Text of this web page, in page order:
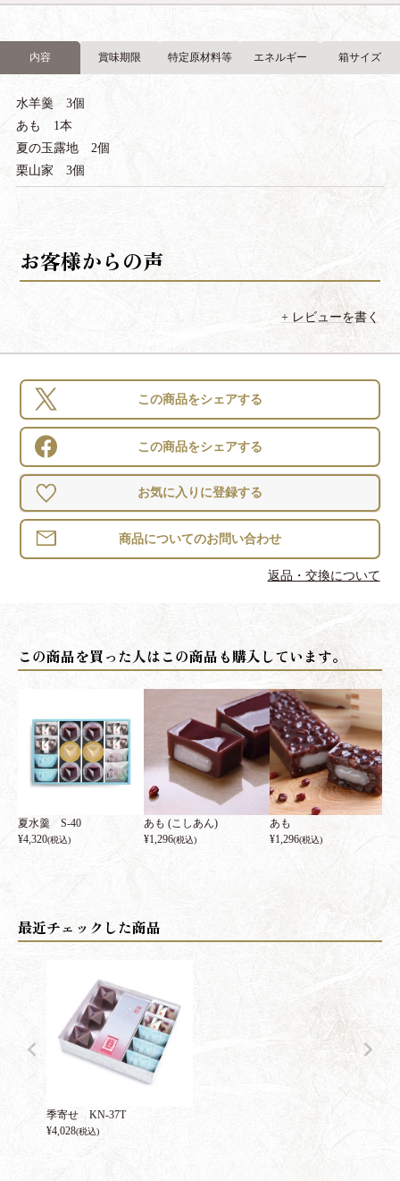
内容 賞味期限 特定原材料等 エネルギー 箱サイズ
水羊羹 3個
あも 1本
夏の玉露地 2個
栗山家 3個
レビューを書く
この商品をシェアする
この商品をシェアする
お気に入りに登録する
返品・交換について
夏水羹 S-40
¥4,320(税込)
あも (こしあん)
¥1,296(税込)
あも
¥1,296(税込)
季寄せ KN-37T
¥4,028(税込)